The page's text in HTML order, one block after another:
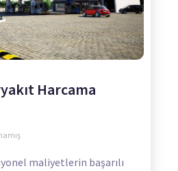
Harcama
maliyetlerin başarılı